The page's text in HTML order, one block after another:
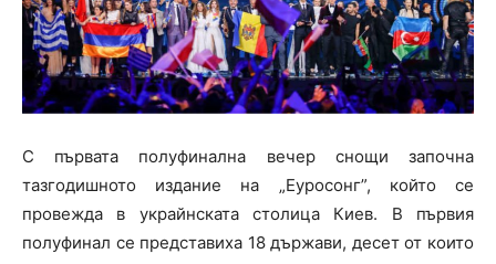
С първата полуфинална вечер снощи започна
тазгодишното издание на „Еуросонг”, който се
провежда в украйнската столица Киев. В първия
полуфинал се представиха 18 държави, десет от които